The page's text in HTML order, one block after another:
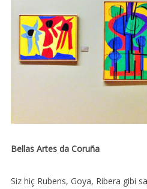
Bellas Artes da Coruña
Siz hiç Rubens, Goya, Ribera gibi